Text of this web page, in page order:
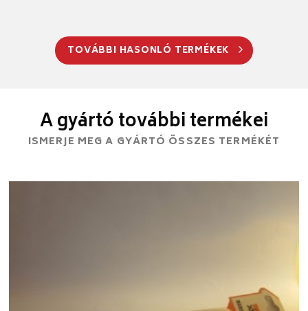
TOVÁBBI HASONLÓ TERMÉKEK
A gyártó további termékei
ISMERJE MEG A GYÁRTÓ ÖSSZES TERMÉKÉT